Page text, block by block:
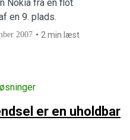
Nokia fra en flot
en 9. plads.
2007 2 min læst
er en uholdbar